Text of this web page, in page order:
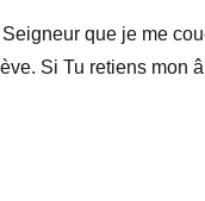
Seigneur que je me
Si Tu retiens mon